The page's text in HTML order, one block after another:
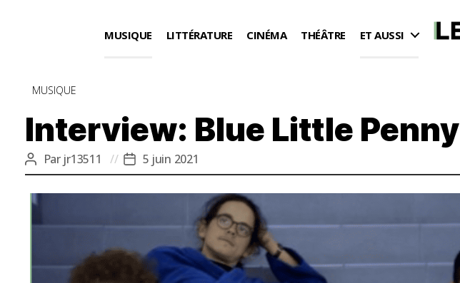
MUSIQUE LITTÉRATURE CINÉMA THÉÂTRE ET AUSSI
Catégories
MUSIQUE
Interview: Blue Little Penny
Auteur
de
l’article
Par jr13511
Date
de
l’article
5 juin 2021